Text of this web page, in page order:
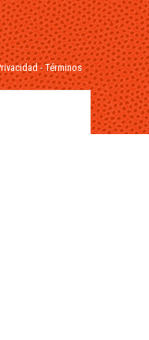
-Términos